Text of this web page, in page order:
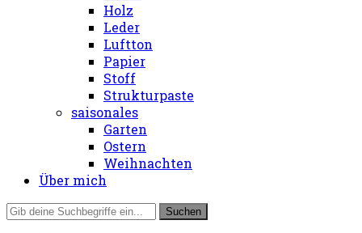
Holz
Leder
Luftton
Papier
Stoff
Strukturpaste
saisonales
Garten
Ostern
Weihnachten
Über mich